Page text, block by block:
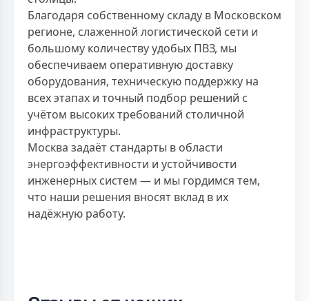
Благодаря собственному складу в Московском
регионе, слаженной логистической сети и
большому количеству удобых ПВЗ, мы
обеспечиваем оперативную доставку
оборудования, техническую поддержку на
всех этапах и точный подбор решений с
учётом высоких требований столичной
инфраструктуры.
Москва задаёт стандарты в области
энергоэффективности и устойчивости
инженерных систем — и мы гордимся тем,
что наши решения вносят вклад в их
надёжную работу.